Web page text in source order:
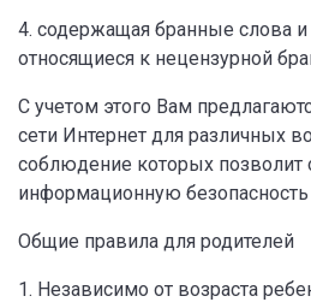
4. содержащая бранные слова
относящиеся к нецензурной
С учетом этого Вам
сети Интернет для различных
соблюдение которых позволит
информационную
Общие правила для родителей
1. Независимо от возраста